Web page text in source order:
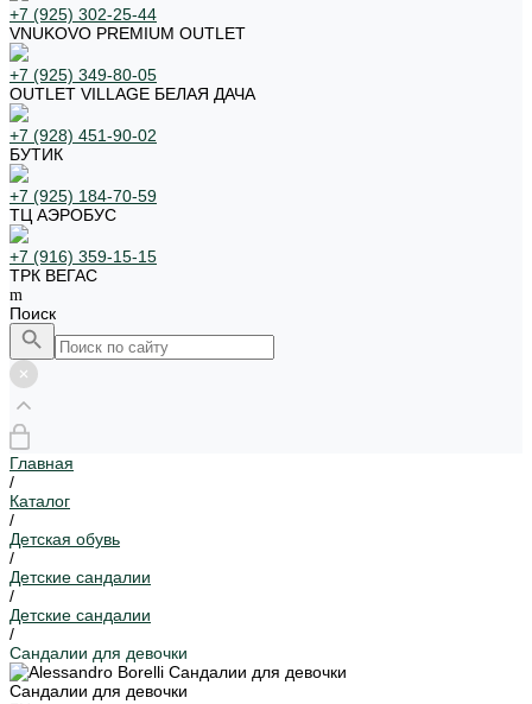
+7 (925) 302-25-44
VNUKOVO PREMIUM OUTLET
+7 (925) 349-80-05
OUTLET VILLAGE БЕЛАЯ ДАЧА
+7 (928) 451-90-02
БУТИК
+7 (925) 184-70-59
ТЦ АЭРОБУС
+7 (916) 359-15-15
ТРК ВЕГАС
Поиск
Главная
/
Каталог
/
Детская обувь
/
Детские сандалии
/
Детские сандалии
/
Сандалии для девочки
Сандалии для девочки